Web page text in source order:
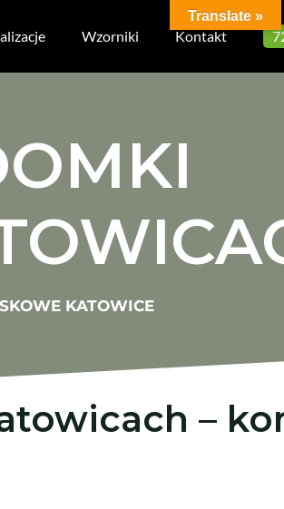
Wzorniki Kontakt
KATOWICE
–
Translate »